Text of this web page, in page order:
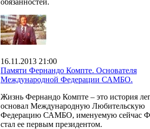
16.11.2013 21:00
Памяти Фернандо Компте. Основателя
Международной Федерации САМБО.
Жизнь Фернандо Компте – это история
основал Международную Любительскую
Федерацию САМБО, именуемую сейчас
стал ее первым президентом.